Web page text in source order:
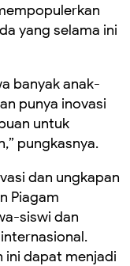
yang selama ini
banyak anak-
punya inovasi
untuk
pungkasnya.
dan ungkapan
Piagam
siswi dan
ini dapat menjadi